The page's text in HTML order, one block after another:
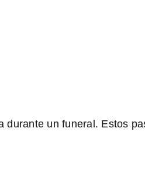
un funeral. Estos